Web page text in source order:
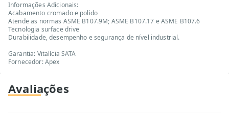
Informações Adicionais:
Acabamento cromado e polido
Atende as normas ASME B107.9M; ASME B107.17 e ASME B107.6
Tecnologia surface drive
Durabilidade, desempenho e segurança de nível industrial.
Garantia: Vitalícia SATA
Fornecedor: Apex
Avaliações